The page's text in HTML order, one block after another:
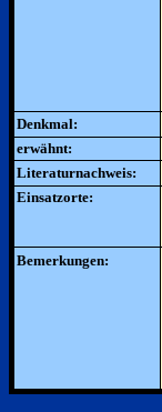
Denkmal:
erwähnt:
Literaturnachweis:
Einsatzorte:
Bemerkungen: